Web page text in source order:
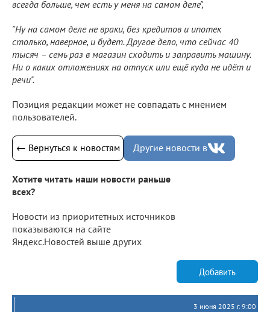
всегда больше, чем есть у меня на самом деле",
"Ну на самом деле не враки, без кредитов и ипотек
столько, наверное, и будет. Другое дело, что сейчас 40
тысяч – семь раз в магазин сходить и заправить машину.
Ни о каких отложениях на отпуск или ещё куда не идёт и
речи".
Позиция редакции может не совпадать с мнением
пользователей.
← Вернуться к новостям Другие новости в
Хотите читать наши новости раньше
всех?
Новости из приоритетных источников
показываются на сайте
Яндекс.Новостей выше других
Добавить
3 июня 2025 г. 9:00